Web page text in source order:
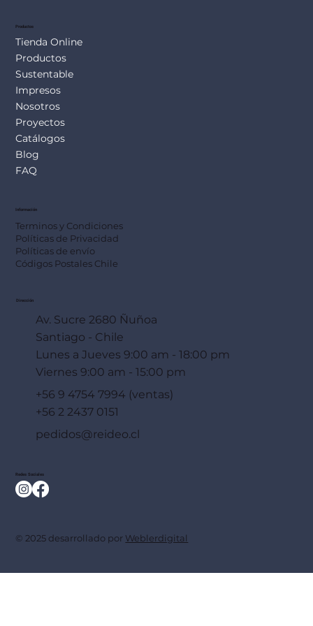
Productos
Tienda Online
Productos
Sustentable
Impresos
Nosotros
Proyectos
Catálogos
Blog
FAQ
Información
Terminos y Condiciones
Políticas de Privacidad
Políticas de envío
Códigos Postales Chile
Dirección
Av. Sucre 2680 Ñuñoa
Santiago - Chile
Lunes a Jueves 9:00 am - 18:00 pm
Viernes 9:00 am - 15:00 pm
+56 9 4754 7994 (ventas)
+56 2 2437 0151
pedidos@reideo.cl
Redes Sociales
© 2025 desarrollado por Weblerdigital